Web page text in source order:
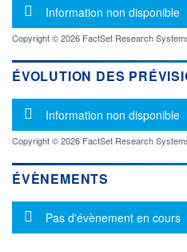
Message d'information
Information non disponible
Copyright © 2026 FactSet Research
ÉVOLUTION DES
Message d'information
Information non disponible
Copyright © 2026 FactSet Research
ÉVÈNEMENTS
Message d'information
Pas d'évènement en cours